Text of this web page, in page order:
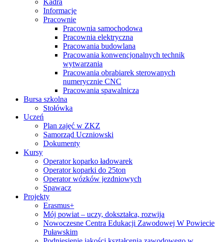
Kadra
Informacje
Pracownie
Pracownia samochodowa
Pracownia elektryczna
Pracowania budowlana
Pracowania konwencjonalnych technik
wytwarzania
Pracowania obrabiarek sterowanych
numerycznie CNC
Pracowania spawalnicza
Bursa szkolna
Stołówka
Uczeń
Plan zajęć w ZKZ
Samorząd Uczniowski
Dokumenty
Kursy
Operator koparko ładowarek
Operator koparki do 25ton
Operator wózków jezdniowych
Spawacz
Projekty
Erasmus+
Mój powiat – uczy, dokształca, rozwija
Nowoczesne Centra Edukacji Zawodowej W Powiecie
Puławskim